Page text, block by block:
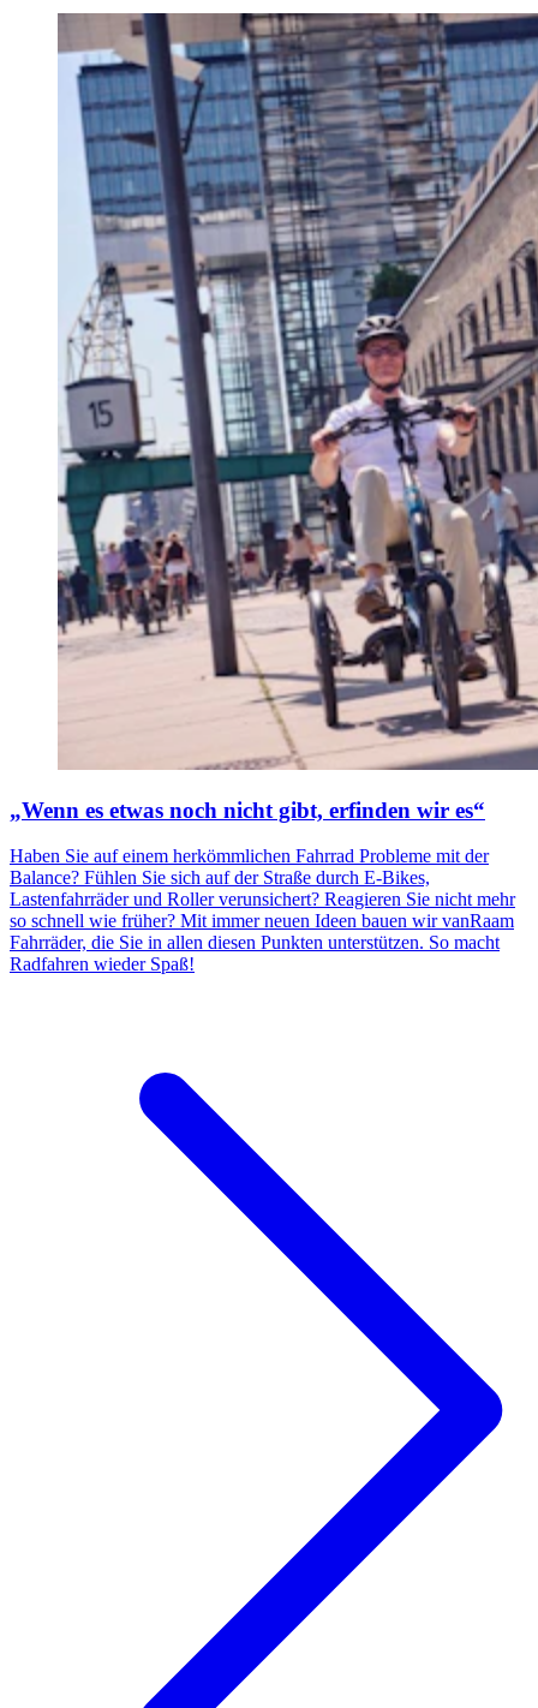
„Wenn es etwas noch nicht gibt, erfinden wir es“
Haben Sie auf einem herkömmlichen Fahrrad Probleme mit der
Balance? Fühlen Sie sich auf der Straße durch E-Bikes,
Lastenfahrräder und Roller verunsichert? Reagieren Sie nicht mehr
so schnell wie früher? Mit immer neuen Ideen bauen wir vanRaam
Fahrräder, die Sie in allen diesen Punkten unterstützen. So macht
Radfahren wieder Spaß!